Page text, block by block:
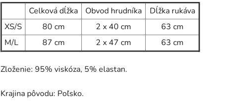
Celková dĺžka Obvod hrudníka
Dĺžka rukáva
XS/S
80 cm 2 x 40 cm
63 cm
M/L
87 cm 2 x 47 cm 63 cm
Zloženie: 95% viskóza, 5% elastan.
Krajina pôvodu: Poľsko.